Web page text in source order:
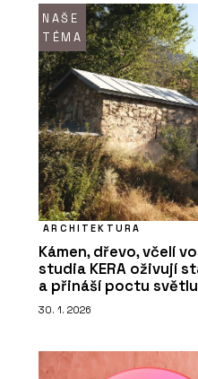
NAŠE
TÉMA
ARCHITEKTURA
Kámen, dřevo, včelí
studia KERA oživují
a přináší poctu
30. 1. 2026